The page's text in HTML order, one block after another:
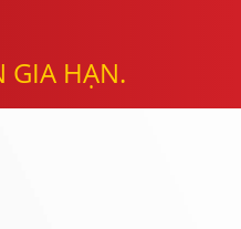
GIA HẠN.